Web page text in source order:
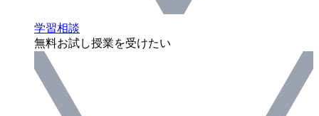
学習相談
無料お試し授業を受けたい